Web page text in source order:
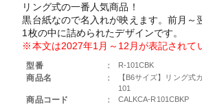
リング式の一番人気商品！
黒台紙なので名入れが映えます。前月～
1枚の中に詰められたデザインです。
※本文は2027年1月～12月が表記されて
型番 ： R-101CBK
商品名 ：
【B6サイズ】リング式
101
商品コード ： CALKCA-R101CBKP